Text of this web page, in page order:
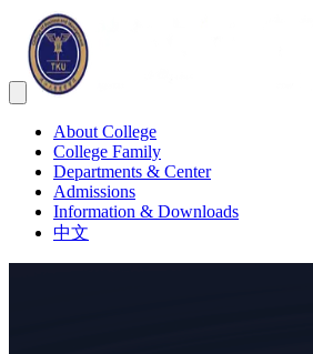
About College
College Family
Departments & Center
Admissions
Information & Downloads
中文